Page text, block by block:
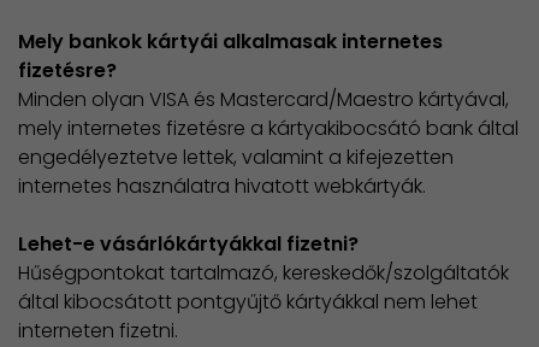
Mely bankok kártyái alkalmasak internetes
fizetésre?
Minden olyan VISA és Mastercard/Maestro kártyával,
mely internetes fizetésre a kártyakibocsátó bank által
engedélyeztetve lettek, valamint a kifejezetten
internetes használatra hivatott webkártyák.
Lehet-e vásárlókártyákkal fizetni?
Hűségpontokat tartalmazó, kereskedők/szolgáltatók
által kibocsátott pontgyűjtő kártyákkal nem lehet
interneten fizetni.